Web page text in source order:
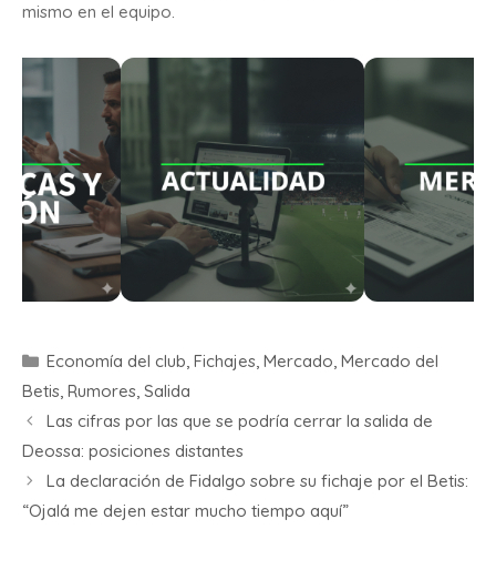
mismo en el equipo.
Economía del club, Fichajes, Mercado, Mercado del
Betis, Rumores, Salida
Las cifras por las que se podría cerrar la salida de
Deossa: posiciones distantes
La declaración de Fidalgo sobre su fichaje por el Betis:
“Ojalá me dejen estar mucho tiempo aquí”